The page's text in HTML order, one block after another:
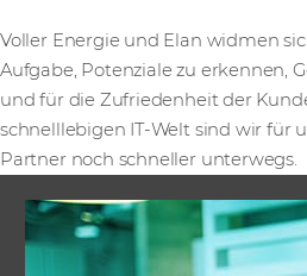
Voller Energie und Elan widmen
Aufgabe, Potenziale zu erkennen,
und für die Zufriedenheit der
schnelllebigen IT-Welt sind wir für
Partner noch schneller unterwegs.